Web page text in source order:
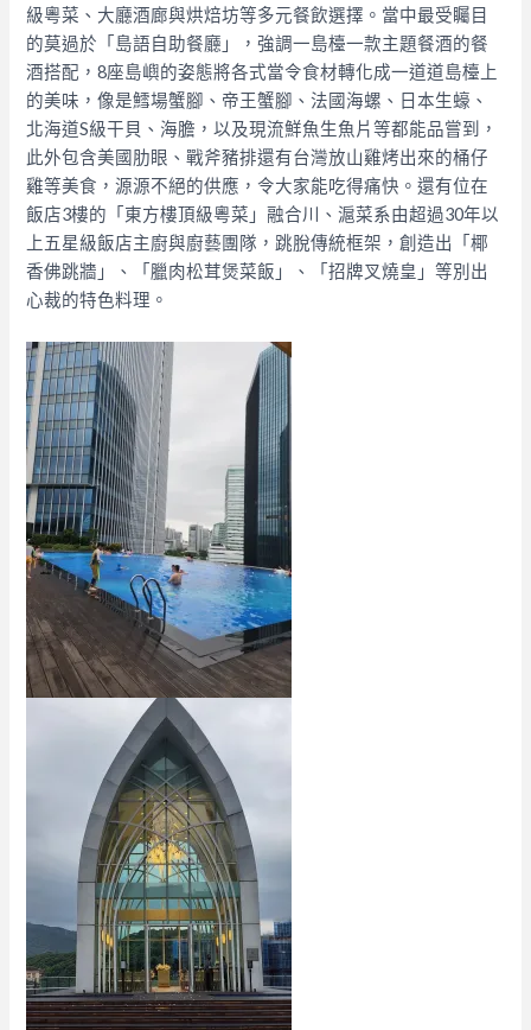
級粵菜、大廳酒廊與烘焙坊等多元餐飲選擇。當中最受矚目
的莫過於「島語自助餐廳」，強調一島檯一款主題餐酒的餐
酒搭配，8座島嶼的姿態將各式當令食材轉化成一道道島檯上
的美味，像是鱈場蟹腳、帝王蟹腳、法國海螺、日本生蠔、
北海道S級干貝、海膽，以及現流鮮魚生魚片等都能品嘗到，
此外包含美國肋眼、戰斧豬排還有台灣放山雞烤出來的桶仔
雞等美食，源源不絕的供應，令大家能吃得痛快。還有位在
飯店3樓的「東方樓頂級粵菜」融合川、滬菜系由超過30年以
上五星級飯店主廚與廚藝團隊，跳脫傳統框架，創造出「椰
香佛跳牆」、「臘肉松茸煲菜飯」、「招牌叉燒皇」等別出
心裁的特色料理。